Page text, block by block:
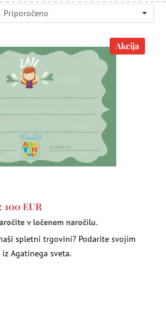
Priporočeno
Akcija
EUR
v ločenem naročilu.
spletni trgovini? Podarite svojim
Agatinega sveta.